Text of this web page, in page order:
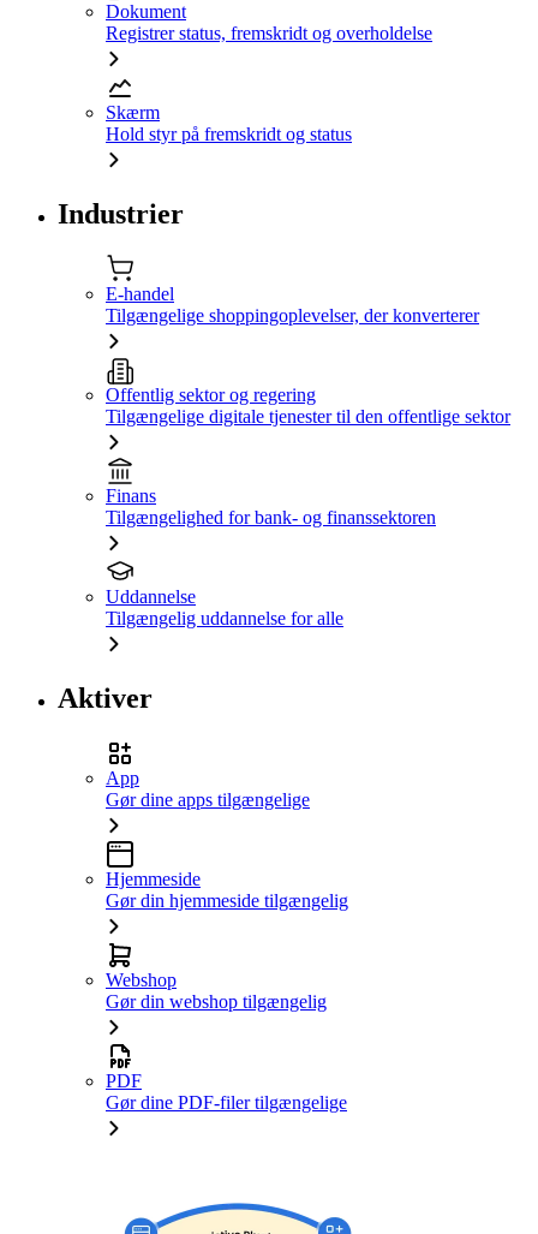
Dokument
Registrer status, fremskridt og overholdelse
Skærm
Hold styr på fremskridt og status
Industrier
E-handel
Tilgængelige shoppingoplevelser, der konverterer
Offentlig sektor og regering
Tilgængelige digitale tjenester til den offentlige sektor
Finans
Tilgængelighed for bank- og finanssektoren
Uddannelse
Tilgængelig uddannelse for alle
Aktiver
App
Gør dine apps tilgængelige
Hjemmeside
Gør din hjemmeside tilgængelig
Webshop
Gør din webshop tilgængelig
PDF
Gør dine PDF-filer tilgængelige